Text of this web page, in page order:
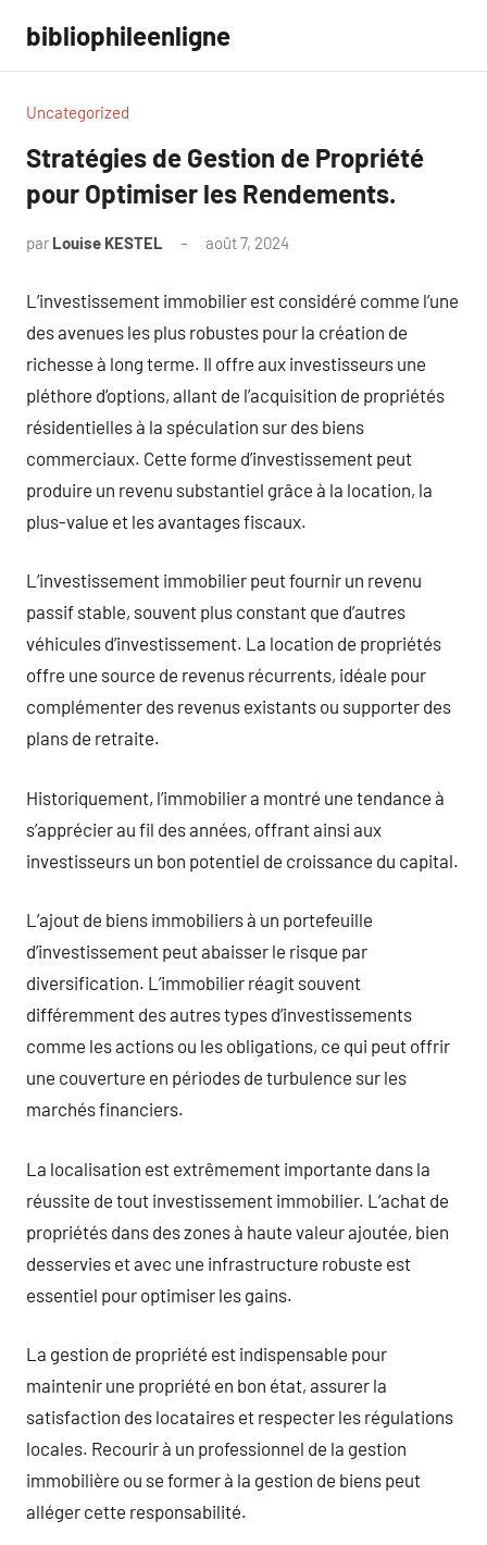
contenu
bibliophileenligne
Uncategorized
Stratégies de Gestion de Propriété
pour Optimiser les Rendements.
par Louise KESTEL août 7, 2024
L’investissement immobilier est considéré comme l’une
des avenues les plus robustes pour la création de
richesse à long terme. Il offre aux investisseurs une
pléthore d’options, allant de l’acquisition de propriétés
résidentielles à la spéculation sur des biens
commerciaux. Cette forme d’investissement peut
produire un revenu substantiel grâce à la location, la
plus-value et les avantages fiscaux.
L’investissement immobilier peut fournir un revenu
passif stable, souvent plus constant que d’autres
véhicules d’investissement. La location de propriétés
offre une source de revenus récurrents, idéale pour
complémenter des revenus existants ou supporter des
plans de retraite.
Historiquement, l’immobilier a montré une tendance à
s’apprécier au fil des années, offrant ainsi aux
investisseurs un bon potentiel de croissance du capital.
L’ajout de biens immobiliers à un portefeuille
d’investissement peut abaisser le risque par
diversification. L’immobilier réagit souvent
différemment des autres types d’investissements
comme les actions ou les obligations, ce qui peut offrir
une couverture en périodes de turbulence sur les
marchés financiers.
La localisation est extrêmement importante dans la
réussite de tout investissement immobilier. L’achat de
propriétés dans des zones à haute valeur ajoutée, bien
desservies et avec une infrastructure robuste est
essentiel pour optimiser les gains.
La gestion de propriété est indispensable pour
maintenir une propriété en bon état, assurer la
satisfaction des locataires et respecter les régulations
locales. Recourir à un professionnel de la gestion
immobilière ou se former à la gestion de biens peut
alléger cette responsabilité.